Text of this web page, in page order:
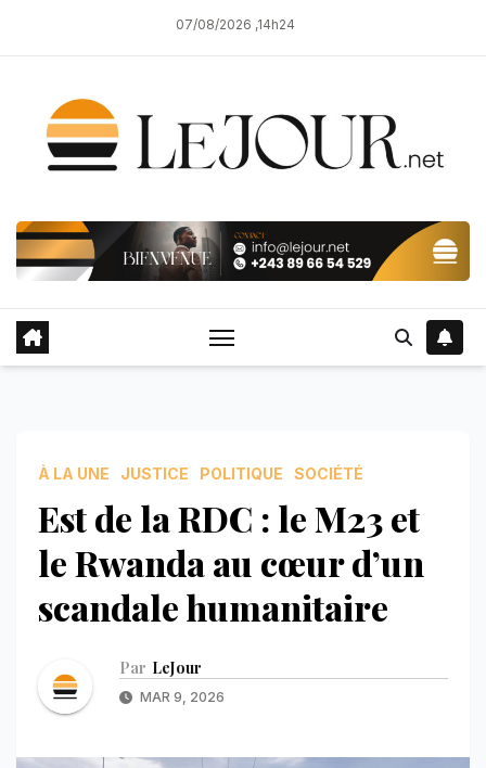
07/08/2026 ,14h24
À LA UNE JUSTICE POLITIQUE SOCIÉTÉ
Est de la RDC : le M23 et
le Rwanda au cœur d’un
scandale humanitaire
Par LeJour
MAR 9, 2026